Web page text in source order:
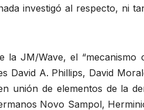
investigó al respecto, ni
la JM/Wave, el
David A. Phillips, David
unión de elementos de la
Novo Sampol,